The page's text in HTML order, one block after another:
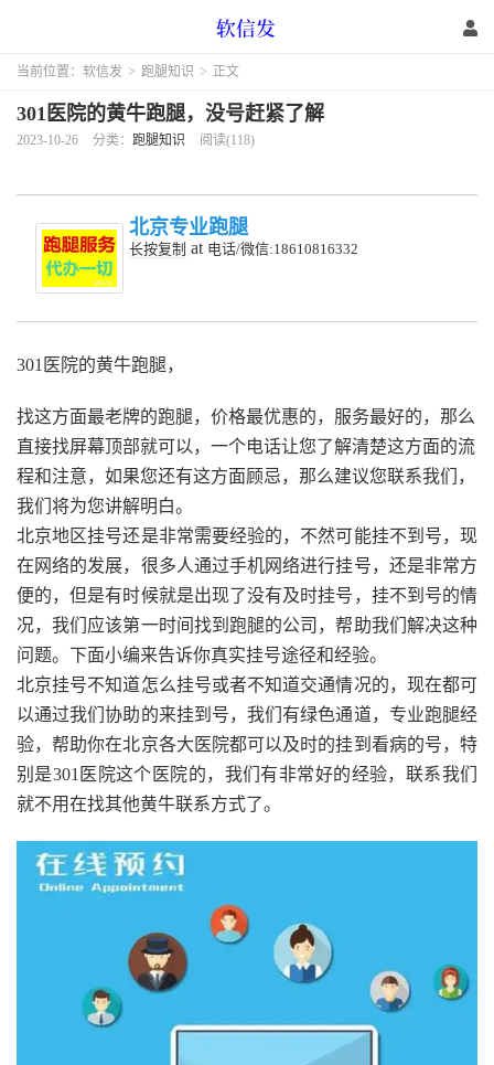
当前位置： 软信发 > 跑腿知识 > 正文
301医院的黄牛跑腿，没号赶紧了解
2023-10-26 分类： 跑腿知识 阅读(118)
北京专业跑腿
长按复制 at 电话/微信:18610816332
301医院的黄牛跑腿，
找这方面最老牌的跑腿，价格最优惠的，服务最好的，那么
直接找屏幕顶部就可以，一个电话让您了解清楚这方面的流
程和注意，如果您还有这方面顾忌，那么建议您联系我们，
我们将为您讲解明白。
北京地区挂号还是非常需要经验的，不然可能挂不到号，现
在网络的发展，很多人通过手机网络进行挂号，还是非常方
便的，但是有时候就是出现了没有及时挂号，挂不到号的情
况，我们应该第一时间找到跑腿的公司，帮助我们解决这种
问题。下面小编来告诉你真实挂号途径和经验。
北京挂号不知道怎么挂号或者不知道交通情况的，现在都可
以通过我们协助的来挂到号，我们有绿色通道，专业跑腿经
验，帮助你在北京各大医院都可以及时的挂到看病的号，特
别是301医院这个医院的，我们有非常好的经验，联系我们
就不用在找其他黄牛联系方式了。